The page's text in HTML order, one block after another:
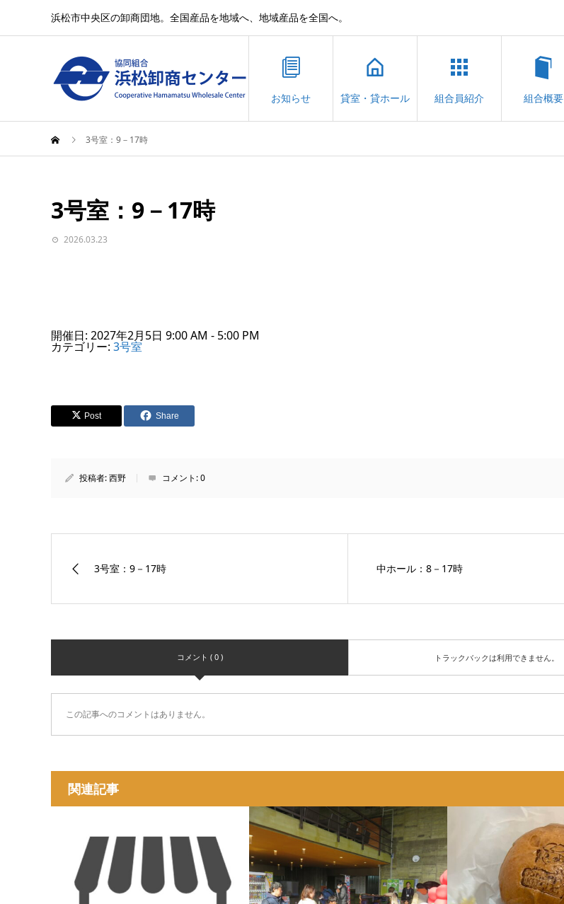
浜松市中央区の卸商団地。全国産品を地域へ、地域産品を全国へ。
お知らせ 貸室・貸ホール 組合員紹介 組合概要
3号室：9－17時
3号室：9－17時
2026.03.23
開催日: 2027年2月5日 9:00 AM - 5:00 PM
カテゴリー: 3号室
Post Share
投稿者:西野 コメント:0
3号室：9－17時 中ホール：8－17時
コメント ( 0 ) トラックバックは利用できません。
この記事へのコメントはありません。
関連記事